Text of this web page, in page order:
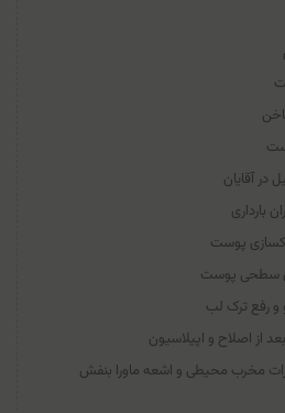
آقایان
بارداری
پوست
سطحی پوست
و رفع ترک لب
از اصلاح و اپیلاسیون
مخرب محیطی و اشعه ماورا بنفش